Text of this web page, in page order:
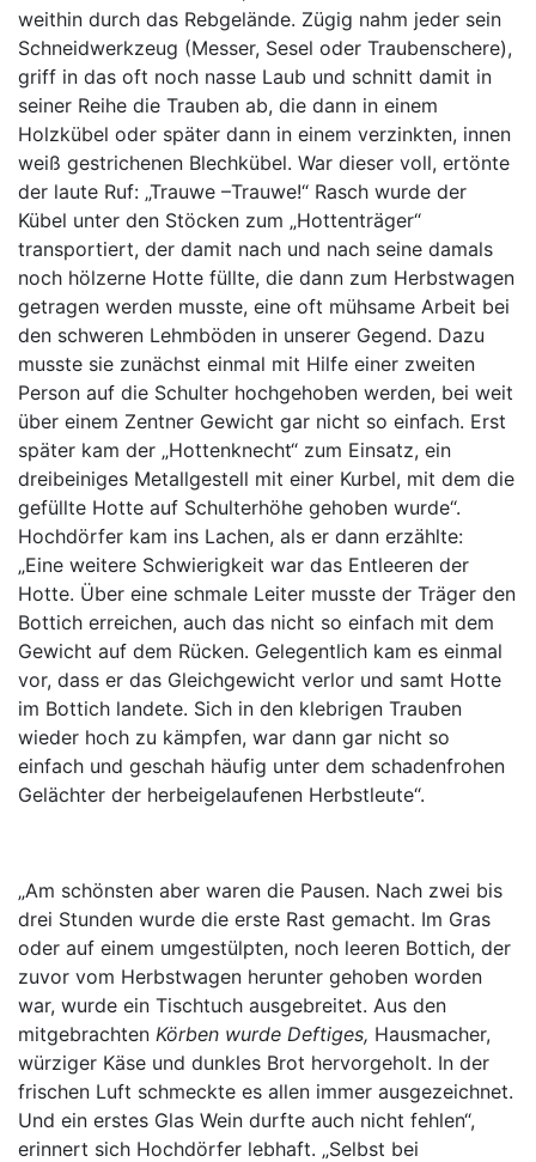
weithin durch das Rebgelände. Zügig nahm jeder sein
Schneidwerkzeug (Messer, Sesel oder Traubenschere),
griff in das oft noch nasse Laub und schnitt damit in
seiner Reihe die Trauben ab, die dann in einem
Holzkübel oder später dann in einem verzinkten, innen
weiß gestrichenen Blechkübel. War dieser voll, ertönte
der laute Ruf: „Trauwe –Trauwe!“ Rasch wurde der
Kübel unter den Stöcken zum „Hottenträger“
transportiert, der damit nach und nach seine damals
noch hölzerne Hotte füllte, die dann zum Herbstwagen
getragen werden musste, eine oft mühsame Arbeit bei
den schweren Lehmböden in unserer Gegend. Dazu
musste sie zunächst einmal mit Hilfe einer zweiten
Person auf die Schulter hochgehoben werden, bei weit
über einem Zentner Gewicht gar nicht so einfach. Erst
später kam der „Hottenknecht“ zum Einsatz, ein
dreibeiniges Metallgestell mit einer Kurbel, mit dem die
gefüllte Hotte auf Schulterhöhe gehoben wurde“.
Hochdörfer kam ins Lachen, als er dann erzählte:
„Eine weitere Schwierigkeit war das Entleeren der
Hotte. Über eine schmale Leiter musste der Träger den
Bottich erreichen, auch das nicht so einfach mit dem
Gewicht auf dem Rücken. Gelegentlich kam es einmal
vor, dass er das Gleichgewicht verlor und samt Hotte
im Bottich landete. Sich in den klebrigen Trauben
wieder hoch zu kämpfen, war dann gar nicht so
einfach und geschah häufig unter dem schadenfrohen
Gelächter der herbeigelaufenen Herbstleute“.
„Am schönsten aber waren die Pausen. Nach zwei bis
drei Stunden wurde die erste Rast gemacht. Im Gras
oder auf einem umgestülpten, noch leeren Bottich, der
zuvor vom Herbstwagen herunter gehoben worden
war, wurde ein Tischtuch ausgebreitet. Aus den
mitgebrachten Körben wurde Deftiges, Hausmacher,
würziger Käse und dunkles Brot hervorgeholt. In der
frischen Luft schmeckte es allen immer ausgezeichnet.
Und ein erstes Glas Wein durfte auch nicht fehlen“,
erinnert sich Hochdörfer lebhaft. „Selbst bei